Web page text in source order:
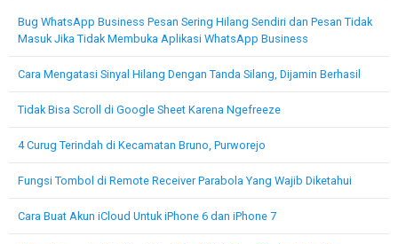
Bug WhatsApp Business Pesan Sering Hilang Sendiri dan Pesan Tidak
Masuk Jika Tidak Membuka Aplikasi WhatsApp Business
Cara Mengatasi Sinyal Hilang Dengan Tanda Silang, Dijamin Berhasil
Tidak Bisa Scroll di Google Sheet Karena Ngefreeze
4 Curug Terindah di Kecamatan Bruno, Purworejo
Fungsi Tombol di Remote Receiver Parabola Yang Wajib Diketahui
Cara Buat Akun iCloud Untuk iPhone 6 dan iPhone 7